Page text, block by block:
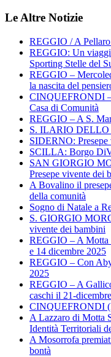
Le Altre Notizie
REGGIO / A
REGGIO: Un
Sporting Stelle del
REGGIO –
la nascita del
CINQUEFRONDI –
Casa di Comunità
REGGIO – A S.
S. ILARIO DELLO
SIDERNO:
SCILLA: Borgo
SAN GIORGIO
Presepe vivente dei
A Bovalino il
della comunità
Sogno di Natale a
S. GIORGIO
vivente dei bambini
REGGIO – A Motta
e 14 dicembre 2025
REGGIO – Con
2025
REGGIO – A
caschi il 21-dicembre
CINQUEFRONDI
A Lazzaro di Motta
Identità Territoriali
A Mosorrofa
bontà